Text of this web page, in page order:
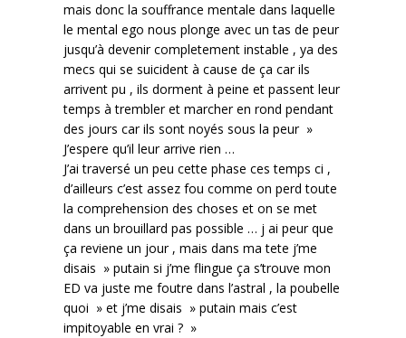
mais donc la souffrance mentale dans laquelle
le mental ego nous plonge avec un tas de peur
jusqu’à devenir completement instable , ya des
mecs qui se suicident à cause de ça car ils
arrivent pu , ils dorment à peine et passent leur
temps à trembler et marcher en rond pendant
des jours car ils sont noyés sous la peur »
J’espere qu’il leur arrive rien …
J’ai traversé un peu cette phase ces temps ci ,
d’ailleurs c’est assez fou comme on perd toute
la comprehension des choses et on se met
dans un brouillard pas possible … j ai peur que
ça reviene un jour , mais dans ma tete j’me
disais » putain si j’me flingue ça s’trouve mon
ED va juste me foutre dans l’astral , la poubelle
quoi » et j’me disais » putain mais c’est
impitoyable en vrai ? »